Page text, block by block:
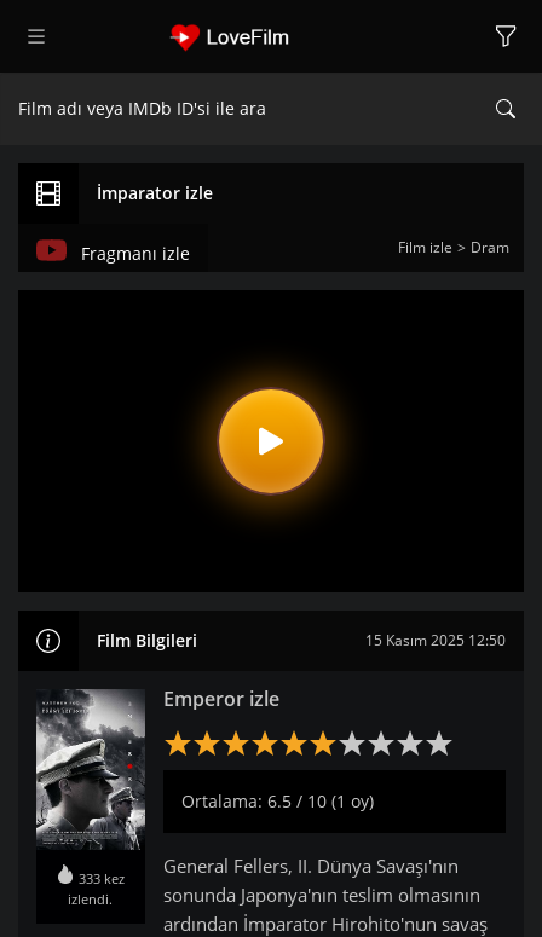
İmparator izle
Film izle Dram
Fragmanı izle
Film Bilgileri 15 Kasım 2025 12:50
333 kez
izlendi.
Emperor izle
Ortalama: 6.5 / 10 (1 oy)
General Fellers, II. Dünya Savaşı'nın
sonunda Japonya'nın teslim olmasının
ardından İmparator Hirohito'nun savaş